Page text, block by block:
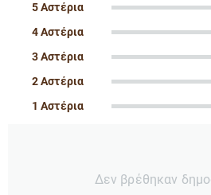
5 Αστέρια
4 Αστέρια
3 Αστέρια
2 Αστέρια
1 Αστέρια
Δεν βρέθηκαν